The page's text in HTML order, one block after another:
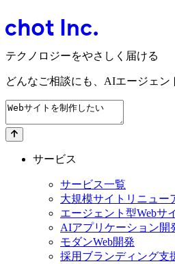
テクノロジーをやさしく届ける
どんなご相談にも、 AIエージェン
サービス
サービス一覧
大規模サイトリニュー
エージェント型Webサ
AIアプリケーション開
モダンWeb開発
採用ブランディング支